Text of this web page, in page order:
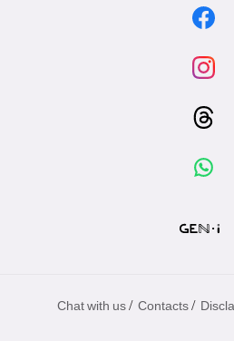
Chat with us / Contacts /